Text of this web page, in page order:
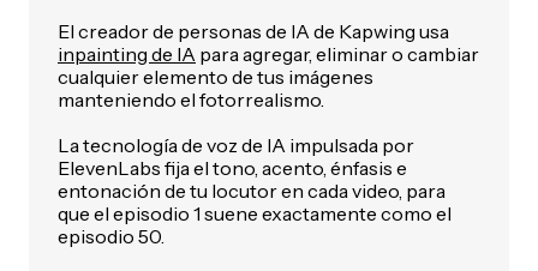
El creador de personas de IA de Kapwing usa
inpainting de IA para agregar, eliminar o cambiar
cualquier elemento de tus imágenes
manteniendo el fotorrealismo.
La tecnología de voz de IA impulsada por
ElevenLabs fija el tono, acento, énfasis e
entonación de tu locutor en cada video, para
que el episodio 1 suene exactamente como el
episodio 50.